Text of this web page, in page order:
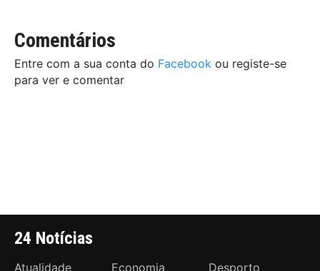
Comentários
Entre com a sua conta do Facebook ou registe-se
para ver e comentar
24 Notícias
Atualidade Economia Desporto